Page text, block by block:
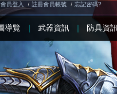
會員登入 / 註冊會員帳號 / 忘記密碼?